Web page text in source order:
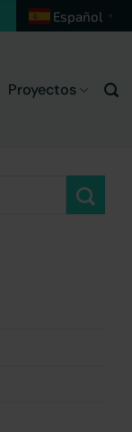
Español ▼
Proyectos